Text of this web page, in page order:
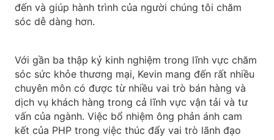
đến và giúp hành trình của người chúng tôi chăm
sóc dễ dàng hơn.
Với gần ba thập kỷ kinh nghiệm trong lĩnh vực chăm
sóc sức khỏe thương mại, Kevin mang đến rất nhiều
chuyên môn có được từ nhiều vai trò bán hàng và
dịch vụ khách hàng trong cả lĩnh vực vận tải và tư
vấn của ngành. Việc bổ nhiệm ông phản ánh cam
kết của PHP trong việc thúc đẩy vai trò lãnh đạo